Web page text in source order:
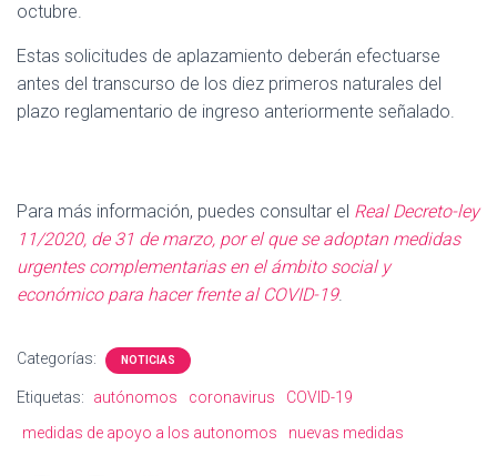
octubre.
Estas solicitudes de aplazamiento deberán efectuarse
antes del transcurso de los diez primeros naturales del
plazo reglamentario de ingreso anteriormente señalado.
Para más información, puedes consultar el Real Decreto-ley
11/2020, de 31 de marzo, por el que se adoptan medidas
urgentes complementarias en el ámbito social y
económico para hacer frente al COVID-19.
Categorías: NOTICIAS
Etiquetas: autónomos coronavirus
COVID-19
medidas de apoyo a los autonomos
nuevas medidas